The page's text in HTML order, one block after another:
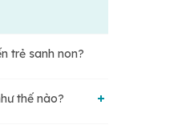
trẻ sanh non?
thế nào?